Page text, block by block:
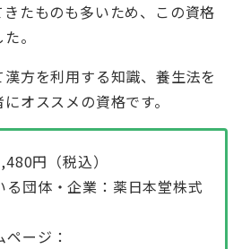
たものも多いため、この資格
。
方を利用する知識、養生法を
オススメの資格です。
円（税込）
る団体・企業：薬日本堂株式
ページ：